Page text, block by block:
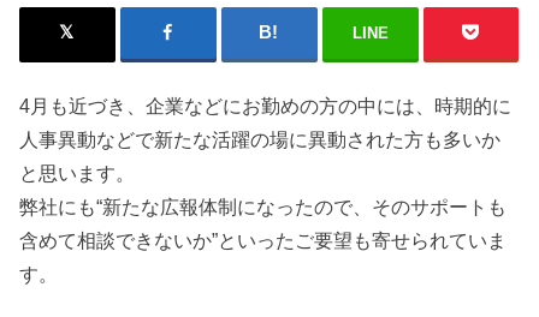
LINE
4月も近づき、企業などにお勤めの方の中には、時期的に
人事異動などで新たな活躍の場に異動された方も多いか
と思います。
弊社にも“新たな広報体制になったので、そのサポートも
含めて相談できないか”といったご要望も寄せられていま
す。